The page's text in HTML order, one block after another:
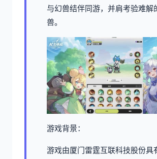
与幻兽结伴同游，并肩考验难解
兽。
游戏背景：
游戏由厦门雷霆互联科技股份具